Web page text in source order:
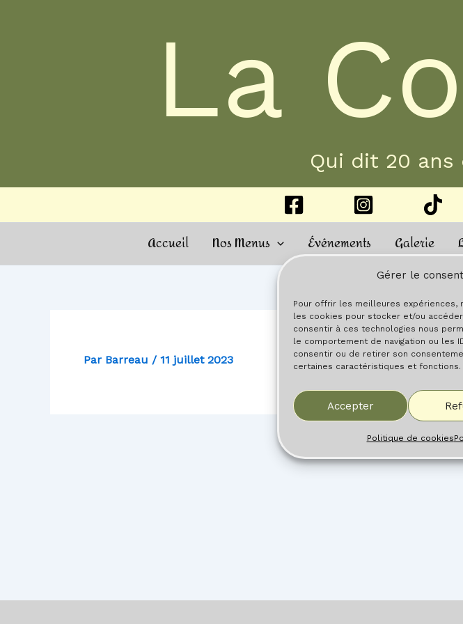
Gérer le
Pour offrir les meilleures expériences,
les cookies pour stocker et/ou
consentir à ces technologies nous
le comportement de navigation ou les
consentir ou de retirer son
certaines caractéristiques et fonctions.
Accepter
Politique de cookies
La
Qui dit 20 ans
Accueil Nos Menus Événements Galerie
Par Barreau / 11 juillet 2023